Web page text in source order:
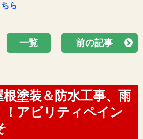
ら
一覧 前の記事
塗装＆防水工事、雨
！アビリティペイン